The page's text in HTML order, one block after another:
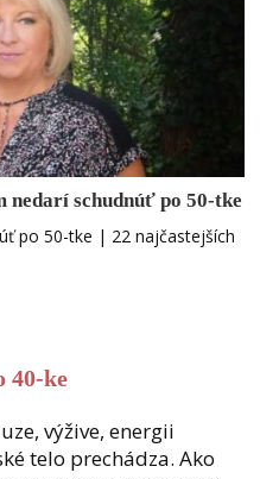
nedarí schudnúť po 50-tke
po 50-tke | 22 najčastejších
40-ke
výžive, energii
telo prechádza. Ako